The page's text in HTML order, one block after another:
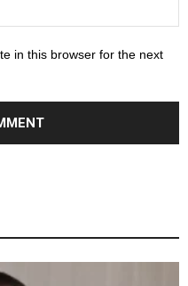
in this browser for the next